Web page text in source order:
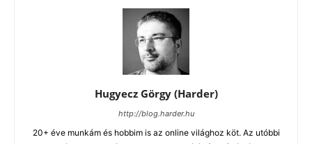
Hugyecz Görgy (Harder)
http://blog.harder.hu
20+ éve munkám és hobbim is az online világhoz köt. Az utóbbi